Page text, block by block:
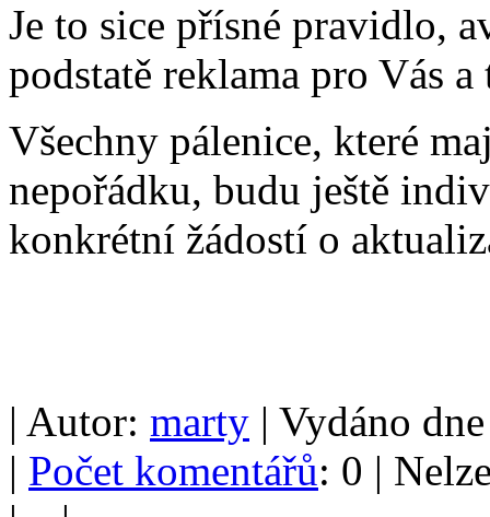
Je to sice přísné pravidlo,
podstatě reklama pro Vás
Všechny pálenice, které
nepořádku, budu ještě
konkrétní žádostí o
| Autor: marty | Vydáno
| Počet komentářů: 0 |